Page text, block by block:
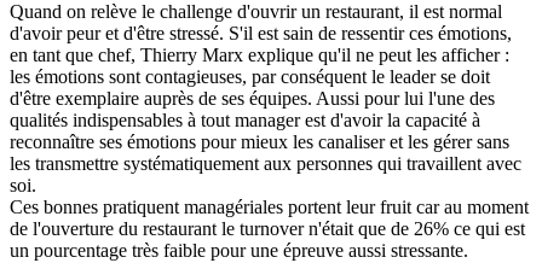
Quand on relève le challenge d'ouvrir un restaurant, il est normal
d'avoir peur et d'être stressé. S'il est sain de ressentir ces émotions,
en tant que chef, Thierry Marx explique qu'il ne peut les afficher :
les émotions sont contagieuses, par conséquent le leader se doit
d'être exemplaire auprès de ses équipes. Aussi pour lui l'une des
qualités indispensables à tout manager est d'avoir la capacité à
reconnaître ses émotions pour mieux les canaliser et les gérer sans
les transmettre systématiquement aux personnes qui travaillent avec
soi.
Ces bonnes pratiquent managériales portent leur fruit car au moment
de l'ouverture du restaurant le turnover n'était que de 26% ce qui est
un pourcentage très faible pour une épreuve aussi stressante.